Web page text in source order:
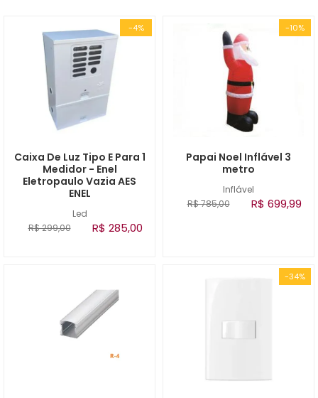
-4%
Led
Caixa De Luz Tipo E Para 1
Medidor - Enel
Eletropaulo Vazia AES
ENEL
R$ 299,00 R$ 285,00
-10%
Inflável
Papai Noel Inflável 3
metro
R$ 785,00 R$ 699,99
-34%